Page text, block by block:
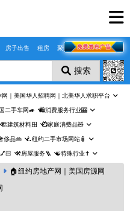
房子出售 租房 聚合页
搜索
｜美国华人招聘网｜北美华人求职平台
二手车网🚙 🛍️消费服务行业🎰
🏗️建筑材料🪟 📺家庭消费品🧸
侈品👜 🛴纽约二手市场网站🧴
⚒️房屋服务🪜 ☯️特殊行业✝️
🏠纽约房地产网｜美国房源网